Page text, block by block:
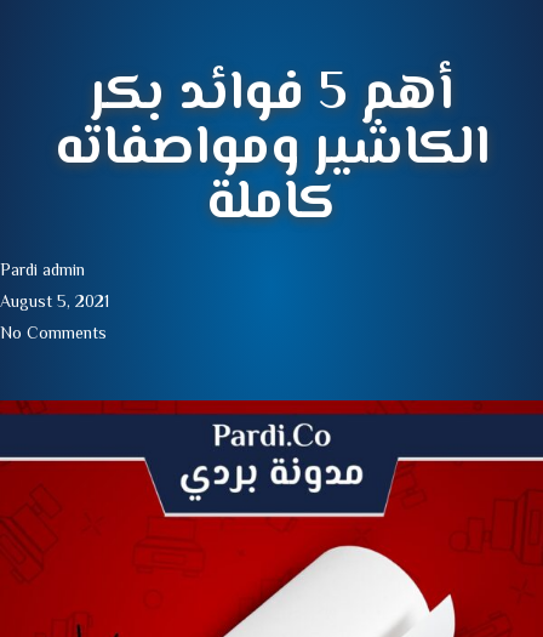
أهم 5 فوائد بكر
الكاشير ومواصفاته
كاملة
Pardi admin
August 5, 2021
No Comments